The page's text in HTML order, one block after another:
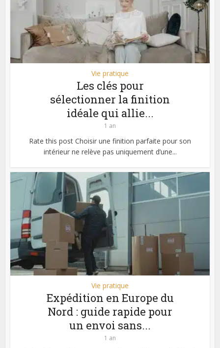
Vie pratique
Les clés pour
sélectionner la finition
idéale qui allie...
1 an
Rate this post Choisir une finition parfaite pour son
intérieur ne relève pas uniquement d’une...
Vie pratique
Expédition en Europe du
Nord : guide rapide pour
un envoi sans...
1 an